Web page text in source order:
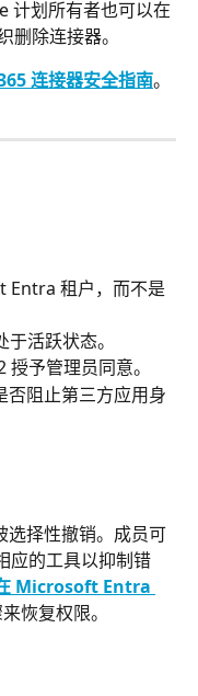
计划所有者也可以在
删除连接器。
连接器安全指南。
Entra 租户，而不是
活跃状态。
予管理员同意。
否阻止第三方应用身
择性撤销。成员可
应的工具以抑制错
Microsoft Entra
恢复权限。